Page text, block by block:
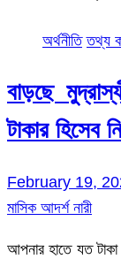
অর্থনীতি তথ্য
বাড়ছে
টাকার হিসেব
February 19,
মাসিক আদর্শ নারী
আপনার হাতে যত